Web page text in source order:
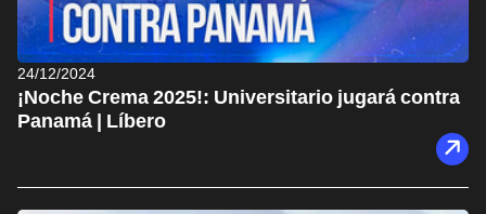
24/12/2024
¡Noche Crema 2025!: Universitario jugará contra
Panamá | Líbero